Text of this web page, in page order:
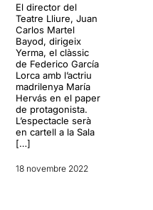
El director del
Teatre Lliure, Juan
Carlos Martel
Bayod, dirigeix
Yerma, el clàssic
de Federico García
Lorca amb l’actriu
madrilenya María
Hervás en el paper
de protagonista.
L’espectacle serà
en cartell a la Sala
[…]
18 novembre 2022